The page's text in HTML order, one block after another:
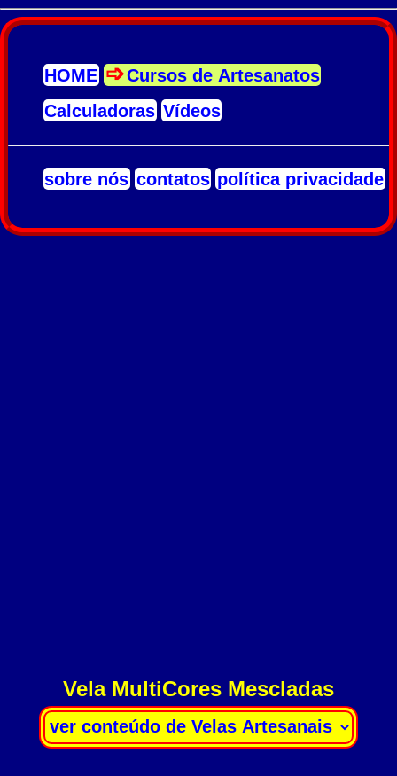
HOME
Cursos de Artesanatos
Calculadoras Vídeos
sobre nós contatos política privacidade
Vela MultiCores Mescladas